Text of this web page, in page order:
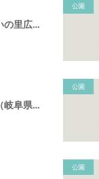
木曽川ふれあいの里広場（岐阜県羽島市）
公園
千代田西公園（岐阜県羽島市）
公園
公園